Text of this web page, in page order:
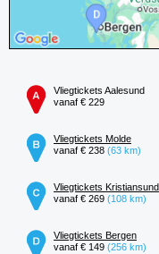
Vliegtickets Aalesund
vanaf € 229
Vliegtickets Molde
vanaf € 238 (63 km)
Vliegtickets Kristiansund
vanaf € 269 (108 km)
Vliegtickets Bergen
vanaf € 149 (256 km)